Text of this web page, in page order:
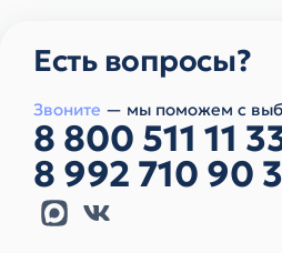
Есть вопросы?
Звоните — мы поможем с
8 800 511 11
8 992 710 90